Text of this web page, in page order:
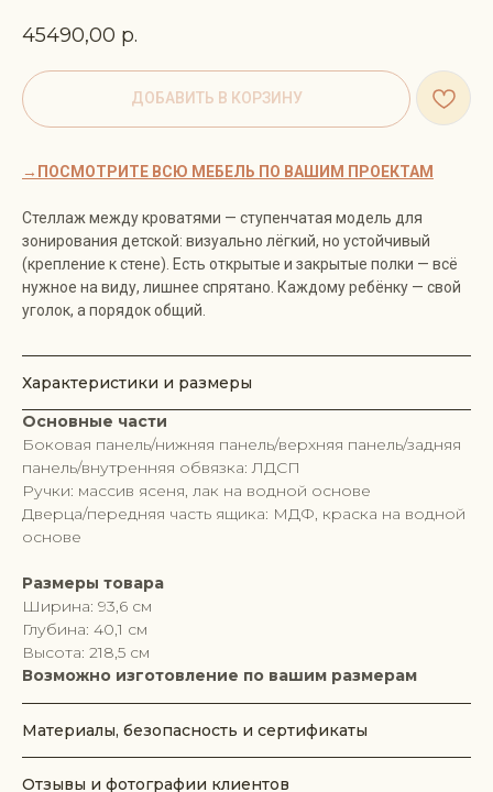
45490,00 р.
ДОБАВИТЬ В КОРЗИНУ
→ПОСМОТРИТЕ ВСЮ МЕБЕЛЬ ПО ВАШИМ ПРОЕКТАМ
Стеллаж между кроватями — ступенчатая модель для
зонирования детской: визуально лёгкий, но устойчивый
(крепление к стене). Есть открытые и закрытые полки — всё
нужное на виду, лишнее спрятано. Каждому ребёнку — свой
уголок, а порядок общий.
Характеристики и размеры
Основные части
Боковая панель/нижняя панель/верхняя панель/задняя
панель/внутренняя обвязка: ЛДСП
Ручки: массив ясеня, лак на водной основе
Дверца/передняя часть ящика: МДФ, краска на водной
основе
Размеры товара
Ширина: 93,6 см
Глубина: 40,1 см
Высота: 218,5 см
Возможно изготовление по вашим размерам
Материалы, безопасность и сертификаты
Отзывы и фотографии клиентов